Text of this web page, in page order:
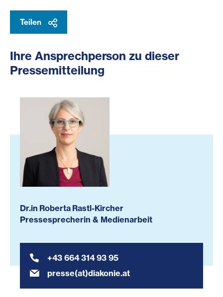
Teilen
Ihre Ansprechperson zu dieser
Pressemitteilung
Dr.in Roberta Rastl-Kircher
Pressesprecherin & Medienarbeit
+43 664 314 93 95
presse(at)diakonie.at